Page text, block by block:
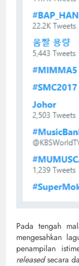
Pada tengah
mengesahkan
penampilan
releasedsecara